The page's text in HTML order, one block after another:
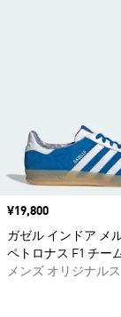
価格
¥19,800
ガゼル インドア メ
ペトロナス F1 チー
メンズ オリジナルス